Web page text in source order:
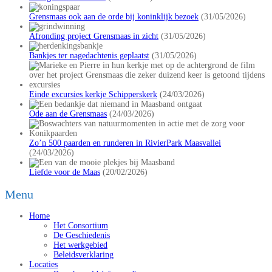
Grensmaas ook aan de orde bij koninklijk bezoek (31/05/2026)
Afronding project Grensmaas in zicht (31/05/2026)
Bankjes ter nagedachtenis geplaatst (31/05/2026)
Einde excursies kerkje Schipperskerk (24/03/2026)
Ode aan de Grensmaas (24/03/2026)
Zo’n 500 paarden en runderen in RivierPark Maasvallei
(24/03/2026)
Liefde voor de Maas (20/02/2026)
Menu
Home
Het Consortium
De Geschiedenis
Het werkgebied
Beleidsverklaring
Locaties